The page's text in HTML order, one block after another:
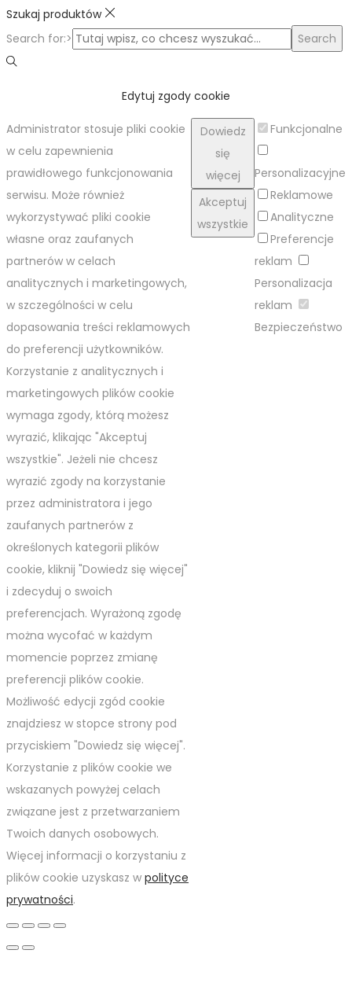
Szukaj produktów
Search for:>
Search
Edytuj zgody cookie
Administrator stosuje pliki cookie
w celu zapewnienia
prawidłowego funkcjonowania
serwisu. Może również
wykorzystywać pliki cookie
własne oraz zaufanych
partnerów w celach
analitycznych i marketingowych,
w szczególności w celu
dopasowania treści reklamowych
do preferencji użytkowników.
Korzystanie z analitycznych i
marketingowych plików cookie
wymaga zgody, którą możesz
wyrazić, klikając "Akceptuj
wszystkie". Jeżeli nie chcesz
wyrazić zgody na korzystanie
przez administratora i jego
zaufanych partnerów z
określonych kategorii plików
cookie, kliknij "Dowiedz się więcej"
i zdecyduj o swoich
preferencjach. Wyrażoną zgodę
można wycofać w każdym
momencie poprzez zmianę
preferencji plików cookie.
Możliwość edycji zgód cookie
znajdziesz w stopce strony pod
przyciskiem "Dowiedz się więcej".
Korzystanie z plików cookie we
wskazanych powyżej celach
związane jest z przetwarzaniem
Twoich danych osobowych.
Więcej informacji o korzystaniu z
plików cookie uzyskasz w polityce
prywatności.
Dowiedz
się
więcej
Akceptuj
wszystkie
Funkcjonalne
Personalizacyjne
Reklamowe
Analityczne
Preferencje
reklam
Personalizacja
reklam
Bezpieczeństwo